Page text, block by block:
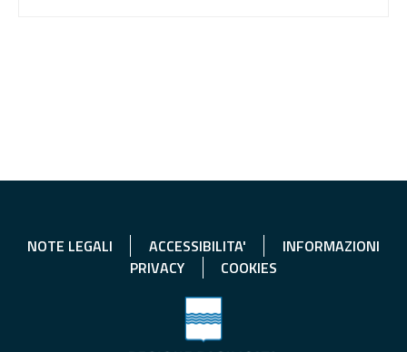
NOTE LEGALI ACCESSIBILITA'
INFORMAZIONI
PRIVACY
COOKIES